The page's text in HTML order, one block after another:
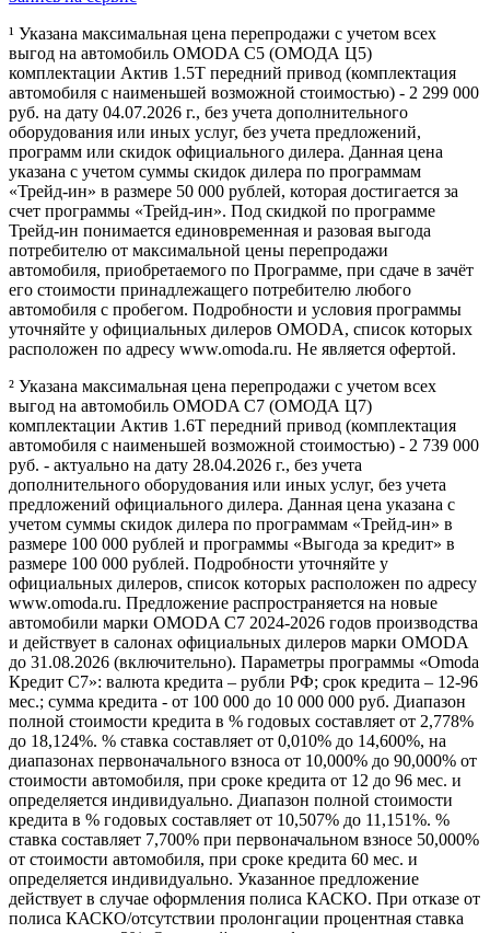
¹ Указана максимальная цена перепродажи с учетом всех
выгод на автомобиль OMODA C5 (ОМОДА Ц5)
комплектации Актив 1.5Т передний привод (комплектация
автомобиля с наименьшей возможной стоимостью) - 2 299 000
руб. на дату 04.07.2026 г., без учета дополнительного
оборудования или иных услуг, без учета предложений,
программ или скидок официального дилера. Данная цена
указана с учетом суммы скидок дилера по программам
«Трейд-ин» в размере 50 000 рублей, которая достигается за
счет программы «Трейд-ин». Под скидкой по программе
Трейд-ин понимается единовременная и разовая выгода
потребителю от максимальной цены перепродажи
автомобиля, приобретаемого по Программе, при сдаче в зачёт
его стоимости принадлежащего потребителю любого
автомобиля с пробегом. Подробности и условия программы
уточняйте у официальных дилеров OMODA, список которых
расположен по адресу www.omoda.ru. Не является офертой.
² Указана максимальная цена перепродажи с учетом всех
выгод на автомобиль OMODA C7 (ОМОДА Ц7)
комплектации Актив 1.6T передний привод (комплектация
автомобиля с наименьшей возможной стоимостью) - 2 739 000
руб. - актуально на дату 28.04.2026 г., без учета
дополнительного оборудования или иных услуг, без учета
предложений официального дилера. Данная цена указана с
учетом суммы скидок дилера по программам «Трейд-ин» в
размере 100 000 рублей и программы «Выгода за кредит» в
размере 100 000 рублей. Подробности уточняйте у
официальных дилеров, список которых расположен по адресу
www.omoda.ru. Предложение распространяется на новые
автомобили марки OMODA C7 2024-2026 годов производства
и действует в салонах официальных дилеров марки OMODA
до 31.08.2026 (включительно). Параметры программы «Omoda
Кредит C7»: валюта кредита – рубли РФ; срок кредита – 12-96
мес.; сумма кредита - от 100 000 до 10 000 000 руб. Диапазон
полной стоимости кредита в % годовых составляет от 2,778%
до 18,124%. % ставка составляет от 0,010% до 14,600%, на
диапазонах первоначального взноса от 10,000% до 90,000% от
стоимости автомобиля, при сроке кредита от 12 до 96 мес. и
определяется индивидуально. Диапазон полной стоимости
кредита в % годовых составляет от 10,507% до 11,151%. %
ставка составляет 7,700% при первоначальном взносе 50,000%
от стоимости автомобиля, при сроке кредита 60 мес. и
определяется индивидуально. Указанное предложение
действует в случае оформления полиса КАСКО. При отказе от
полиса КАСКО/отсутствии пролонгации процентная ставка